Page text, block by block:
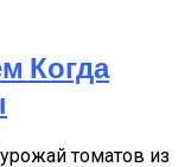
Когда
томатов из